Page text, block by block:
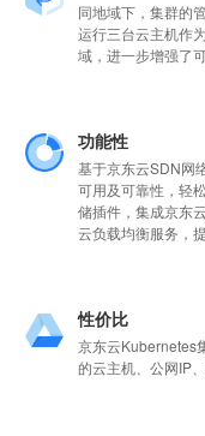
同地域下，集群的
运行三台云主机作
域，进一步增强了可
功能性
基于京东云SDN网
可用及可靠性，轻
储插件，集成京东
云负载均衡服务，
性价比
京东云Kubernetes
的云主机、公网IP